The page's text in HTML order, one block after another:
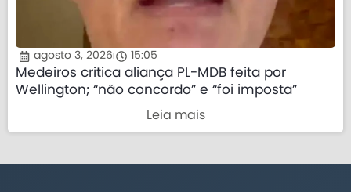
agosto 3, 2026 15:05
Medeiros critica aliança PL-MDB feita por
Wellington; “não concordo” e “foi imposta”
Leia mais